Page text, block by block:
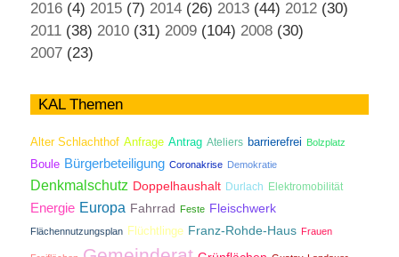
2016 (4) 2015 (7) 2014 (26) 2013 (44) 2012 (30)
2011 (38) 2010 (31) 2009 (104) 2008 (30)
2007 (23)
KAL Themen
Alter Schlachthof Anfrage Antrag Ateliers barrierefrei Bolzplatz
Boule Bürgerbeteiligung Coronakrise Demokratie
Denkmalschutz Doppelhaushalt Durlach Elektromobilität
Energie Europa Fahrrad Feste Fleischwerk
Flächennutzungsplan Flüchtlinge Franz-Rohde-Haus Frauen